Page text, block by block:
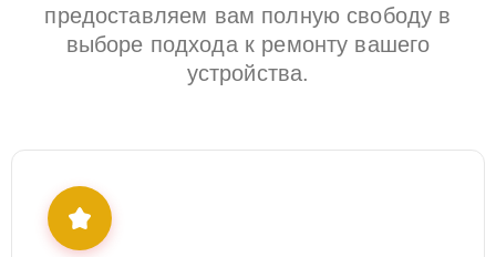
предоставляем вам полную свободу в
выборе подхода к ремонту вашего
устройства.